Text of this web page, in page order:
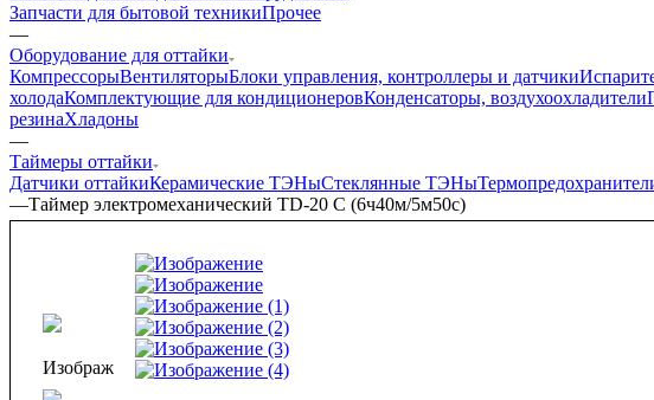
Запчасти для бытовой техникиПрочее
—
Оборудование для оттайки
КомпрессорыВентиляторыБлоки управления, контроллеры и датчики
холодаКомплектующие для кондиционеровКонденсаторы, воздухоохладители
резинаХладоны
—
Таймеры оттайки
Датчики оттайкиКерамические ТЭНыСтеклянные ТЭНы
—Таймер электромеханический TD-20 С (6ч40м/5м50с)